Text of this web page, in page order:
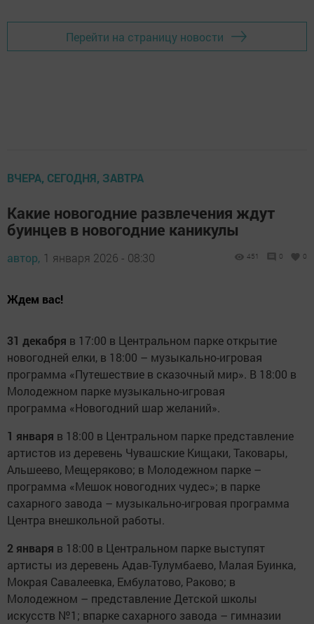
Перейти на страницу новости
ВЧЕРА, СЕГОДНЯ, ЗАВТРА
Какие новогодние развлечения ждут
буинцев в новогодние каникулы
автор, 1 января 2026 - 08:30 451 0 0
Ждем вас!
31 декабря в 17:00 в Центральном парке открытие
новогодней елки, в 18:00 – музыкально-игровая
программа «Путешествие в сказочный мир». В 18:00 в
Молодежном парке музыкально-игровая
программа «Новогодний шар желаний».
1 января в 18:00 в Центральном парке представление
артистов из деревень Чувашские Кищаки, Таковары,
Альшеево, Мещеряково; в Молодежном парке –
программа «Мешок новогодних чудес»; в парке
сахарного завода – музыкально-игровая программа
Центра внешкольной работы.
2 января в 18:00 в Центральном парке выступят
артисты из деревень Адав-Тулумбаево, Малая Буинка,
Мокрая Савалеевка, Ембулатово, Раково; в
Молодежном – представление Детской школы
искусств №1; впарке сахарного завода – гимназии